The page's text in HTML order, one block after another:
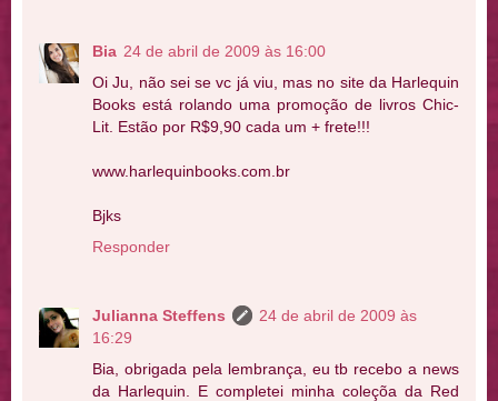
Bia 24 de abril de 2009 às 16:00
Oi Ju, não sei se vc já viu, mas no site da Harlequin
Books está rolando uma promoção de livros Chic-
Lit. Estão por R$9,90 cada um + frete!!!
www.harlequinbooks.com.br
Bjks
Responder
Julianna Steffens
24 de abril de 2009 às
16:29
Bia, obrigada pela lembrança, eu tb recebo a news
da Harlequin. E completei minha coleçõa da Red